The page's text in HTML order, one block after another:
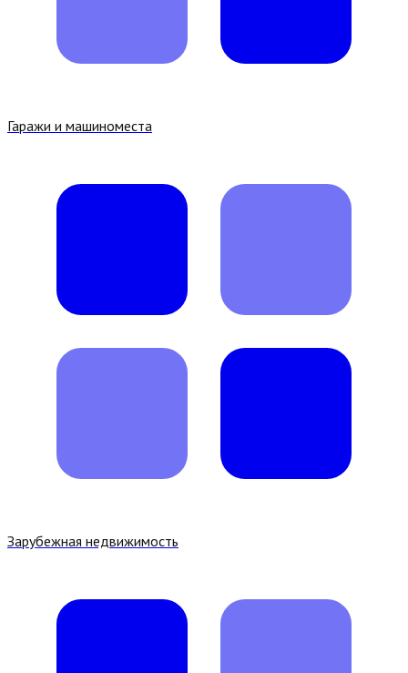
Гаражи и машиноместа
Зарубежная недвижимость